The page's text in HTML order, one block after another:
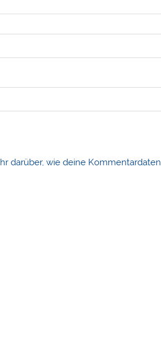
darüber, wie deine Kommentardaten